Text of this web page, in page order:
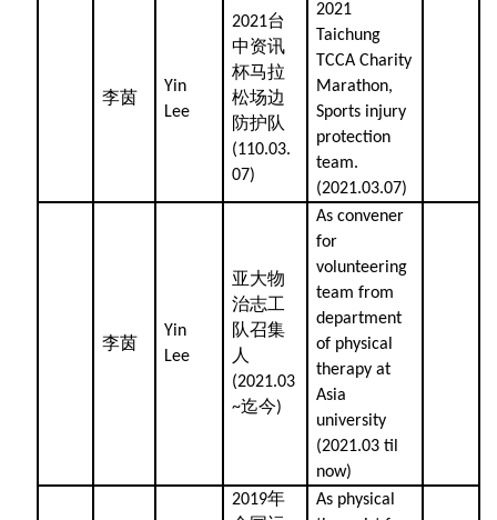
李茵
Yin
Lee
2021台
中资讯
杯马拉
松场边
防护队
(110.03.
07)
2021
Taichung
TCCA Charity
Marathon,
Sports injury
protection
team.
(2021.03.07)
李茵
Yin
Lee
亚大物
治志工
队召集
人
(2021.03
~迄今)
As convener
for
volunteering
team from
department
of physical
therapy at
Asia
university
(2021.03 til
now)
2019年
As physical